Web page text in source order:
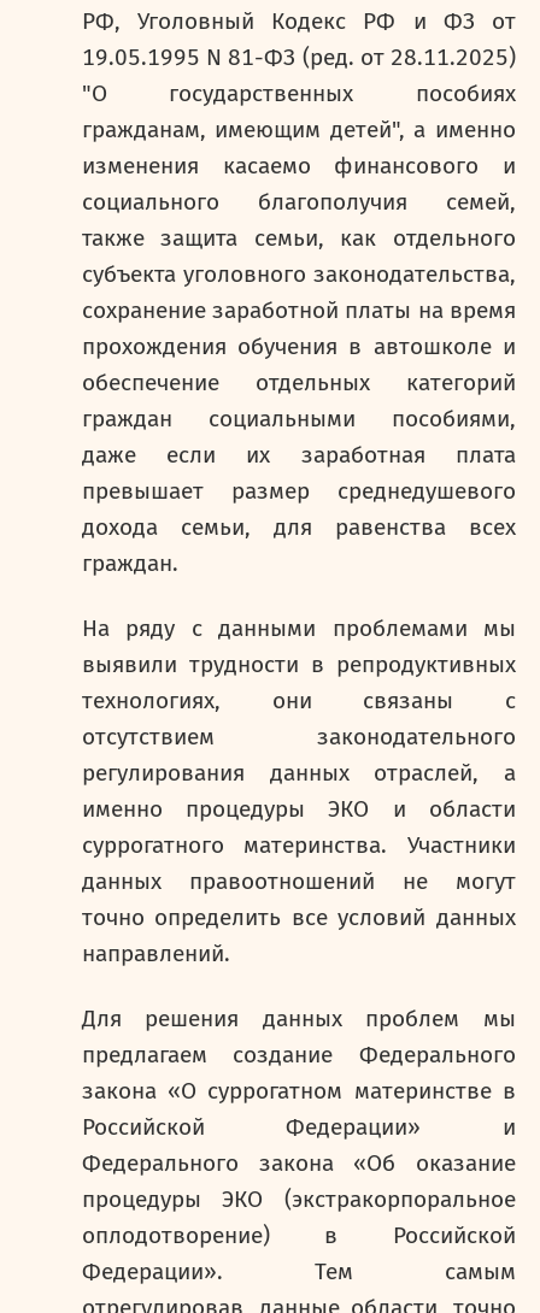
РФ, Уголовный Кодекс РФ и ФЗ от
19.05.1995 N 81-ФЗ (ред. от 28.11.2025)
"О государственных пособиях
гражданам, имеющим детей", а именно
изменения касаемо финансового и
социального благополучия семей,
также защита семьи, как отдельного
субъекта уголовного законодательства,
сохранение заработной платы на время
прохождения обучения в автошколе и
обеспечение отдельных категорий
граждан социальными пособиями,
даже если их заработная плата
превышает размер среднедушевого
дохода семьи, для равенства всех
граждан.
На ряду с данными проблемами мы
выявили трудности в репродуктивных
технологиях, они связаны с
отсутствием законодательного
регулирования данных отраслей, а
именно процедуры ЭКО и области
суррогатного материнства. Участники
данных правоотношений не могут
точно определить все условий данных
направлений.
Для решения данных проблем мы
предлагаем создание Федерального
закона «О суррогатном материнстве в
Российской Федерации» и
Федерального закона «Об оказание
процедуры ЭКО (экстракорпоральное
оплодотворение) в Российской
Федерации». Тем самым